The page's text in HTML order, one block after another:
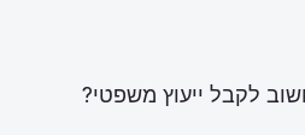
לקבל ייעוץ משפטי?